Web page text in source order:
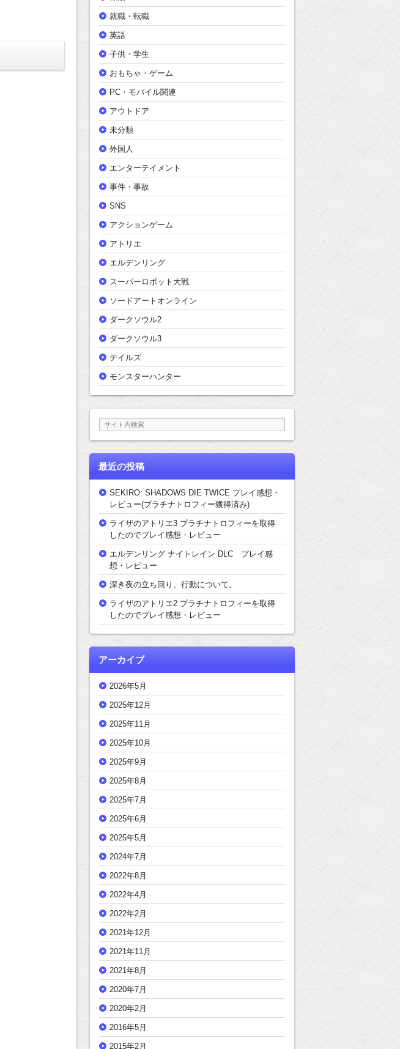
就職・転職
英語
子供・学生
おもちゃ・ゲーム
PC・モバイル関連
アウトドア
未分類
外国人
エンターテイメント
事件・事故
SNS
アクションゲーム
アトリエ
エルデンリング
スーパーロボット大戦
ソードアートオンライン
ダークソウル2
ダークソウル3
テイルズ
モンスターハンター
最近の投稿
SEKIRO: SHADOWS DIE TWICE プレイ感想・
レビュー(プラチナトロフィー獲得済み)
ライザのアトリエ3 プラチナトロフィーを取得
したのでプレイ感想・レビュー
エルデンリング ナイトレイン DLC プレイ感
想・レビュー
深き夜の立ち回り、行動について。
ライザのアトリエ2 プラチナトロフィーを取得
したのでプレイ感想・レビュー
アーカイブ
2026年5月
2025年12月
2025年11月
2025年10月
2025年9月
2025年8月
2025年7月
2025年6月
2025年5月
2024年7月
2022年8月
2022年4月
2022年2月
2021年12月
2021年11月
2021年8月
2020年7月
2020年2月
2016年5月
2015年2月